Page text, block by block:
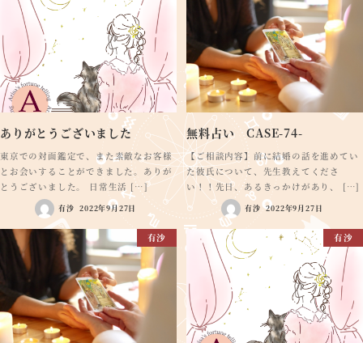
ありがとうございました
東京での対面鑑定で、また素敵なお客様
とお会いすることができました。ありが
とうございました。 日常生活 […]
有沙 2022年9月27日
無料占い CASE-74-
【ご相談内容】前に結婚の話を進めてい
た彼氏について、先生教えてくださ
い！！先日、あるきっかけがあり、 […]
有沙 2022年9月27日
有沙 有沙